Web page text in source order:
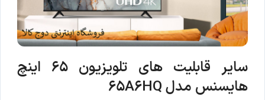
سایر قابلیت های تلویزیون 65 اینچ
هایسنس مدل 65A6HQ